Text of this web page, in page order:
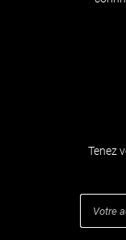
Tenez